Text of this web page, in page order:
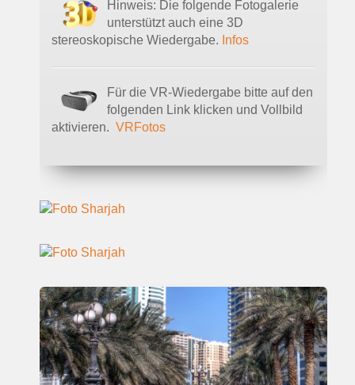
Hinweis: Die folgende Fotogalerie
unterstützt auch eine 3D
stereoskopische Wiedergabe. Infos
Für die VR-Wiedergabe bitte auf den
folgenden Link klicken und Vollbild
aktivieren. VRFotos